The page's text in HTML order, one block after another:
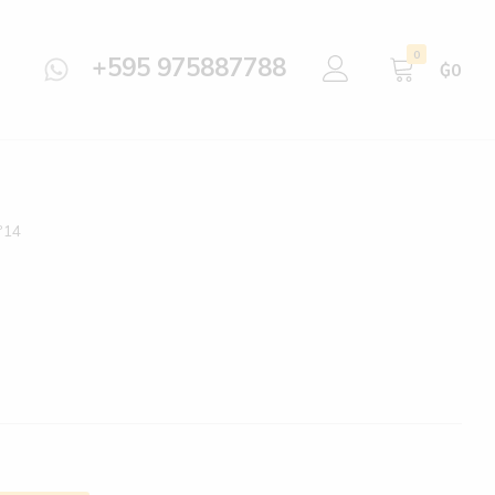
+595 975887788 0
₲0